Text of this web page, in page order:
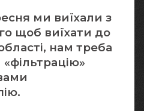
ми виїхали з
щоб виїхати до
нам треба